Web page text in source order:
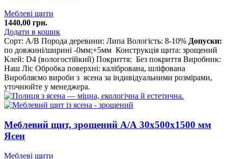
Меблеві щити
1440,00 грн.
Додати в кошик
Сорт: А/В Порода деревини: Липа Вологість: 8-10% Допуски:
по довжині/ширині -0мм;+5мм Конструкція щита: зрощений
Клей: D4 (вологостійкий) Покриття: Без покриття Виробник:
Наш Ліс Обробка поверхні: калібрована, шліфована
Виробляємо вироби з ясена за індивідуальними розмірами,
уточнюйте у менеджера.
Меблевий щит, зрощений A/А 30х500х1500 мм
Ясен
Меблеві щити